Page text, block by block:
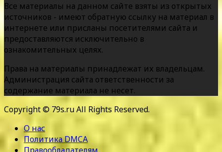
Все материалы на данном сайте взяты из открытых
источников - имеют обратную ссылку на материал в
интернете или присланы посетителями сайта и
предоставляются исключительно в
ознакомительных целях.
Права на материалы принадлежат их владельцам.
Администрация сайта ответственности за
содержание материала не несет.
Copyright © 79s.ru All Rights Reserved.
О нас
Политика DMCA